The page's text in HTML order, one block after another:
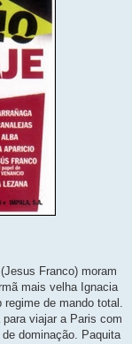
Franco) moram
mais velha Ignacia
de mando total.
viajar a Paris com
dominação. Paquita